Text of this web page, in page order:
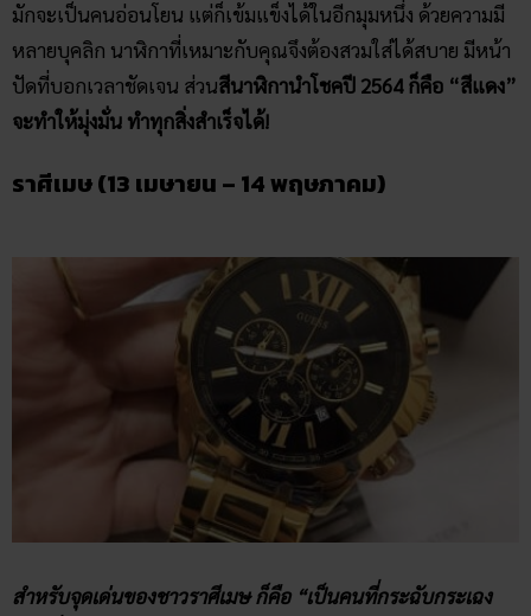
มักจะเป็นคนอ่อนโยน แต่ก็เข้มแข็งได้ในอีกมุมหนึ่ง ด้วยความมี
หลายบุคลิก นาฬิกาที่เหมาะกับคุณจึงต้องสวมใส่ได้สบาย มีหน้า
ปัดที่บอกเวลาชัดเจน ส่วนสีนาฬิกานำโชคปี 2564 ก็คือ “สีแดง”
จะทำให้มุ่งมั่น ทำทุกสิ่งสำเร็จได้!
ราศีเมษ (13 เมษายน – 14 พฤษภาคม)
สำหรับจุดเด่นของชาวราศีเมษ ก็คือ “เป็นคนที่กระฉับกระเฉง